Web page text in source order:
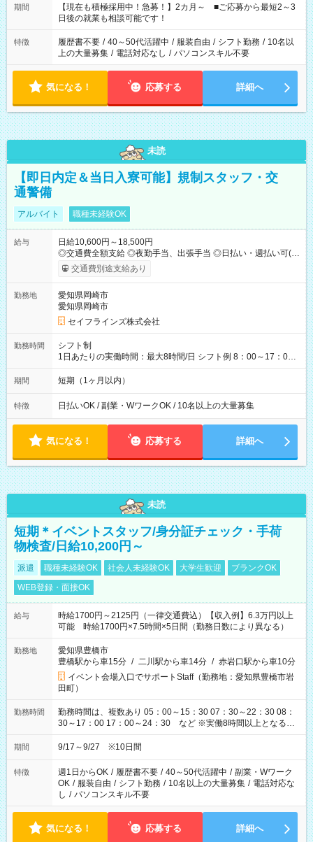
たくない」 など、ご希望を教えてくださいね。 ※Wワーク希望
の方へ 今ご覧のお仕事で希望する勤務時間と、もう1つのお仕事
の勤務時間。 合計で週40時間を超える場合は応募できません。
期間
【現在も積極採用中！急募！】2カ月～ ■ご応募から最短2～3
日後の就業も相談可能です！
特徴 履歴書不要 / 40～50代活躍中 / 服装自由 / シフト勤務 / 10名以
上の大量募集 / 電話対応なし / パソコンスキル不要
気になる！ 応募する 詳細へ
未読
【即日内定＆当日入寮可能】規制スタッフ・交
通警備
アルバイト 職種未経験OK
給与
日給10,600円～18,500円
◎交通費全額支給 ◎夜勤手当、出張手当 ◎日払い・週払い可(希
望者／条件有) ＜月収例＞ 日給10,600円×22日稼働＝23.5万円/
試用期間の長さ：3ヶ月 雇用形態、給与は本採用時と同じです。
交通費別途支給あり
勤務地
愛知県岡崎市
愛知県岡崎市
セイフラインズ株式会社
勤務時間
シフト制
1日あたりの実働時間：最大8時間/日 シフト例 8：00～17：00
21：00～6：00 ※現場によっては多少時間は前後します ▶残業
ほとんどなし！ ▶時間より早く終わることの方が多いと思いま
も日給は同額支給！
期間 短期（1ヶ月以内）
特徴 日払いOK / 副業・WワークOK / 10名以上の大量募集
気になる！ 応募する 詳細へ
未読
短期＊イベントスタッフ/身分証チェック・手荷
物検査/日給10,200円～
派遣 職種未経験OK 社会人未経験OK 大学生歓迎
ブランクOK
WEB登録・面接OK
給与
時給1700円～2125円（一律交通費込）【収入例】6.3万円以上
可能 時給1700円×7.5時間×5日間（勤務日数により異なる）
勤務地
愛知県豊橋市
豊橋駅から車15分 / 二川駅から車14分 / 赤岩口駅から車10分
イベント会場入口でサポートStaff（勤務地：愛知県豊橋市岩
田町）
勤務時間
勤務時間は、複数あり 05：00～15：30 07：30～22：30 08：
30～17：00 17：00～24：30 など ※実働8時間以上となる勤
務もあります。 【休憩】60分+他休憩あり 交替で取得します。
安全面に配慮しこまめな休憩があります。
期間 9/17～9/27 ※10日間
特徴 週1日からOK / 履歴書不要 / 40～50代活躍中 / 副業・Wワーク
OK / 服装自由 / シフト勤務 / 10名以上の大量募集 / 電話対応な
し / パソコンスキル不要
気になる！ 応募する 詳細へ